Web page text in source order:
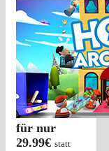
für nur
29.99€ statt